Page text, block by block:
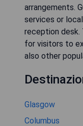
arrangements.
services or
reception desk.
for visitors to
also other
Glasgow
Columbus